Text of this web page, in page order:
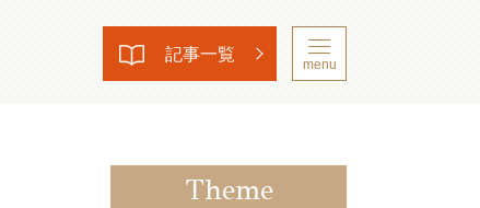
記事一覧
menu
Theme